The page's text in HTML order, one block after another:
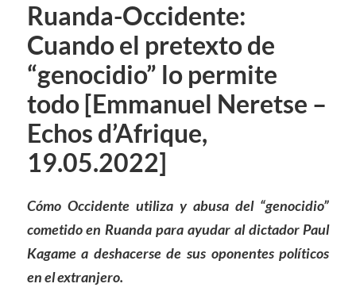
Ruanda-Occidente:
Cuando el pretexto de
“genocidio” lo permite
todo [Emmanuel Neretse –
Echos d’Afrique,
19.05.2022]
Cómo Occidente utiliza y abusa del “genocidio”
cometido en Ruanda para ayudar al dictador Paul
Kagame a deshacerse de sus oponentes políticos
en el extranjero.